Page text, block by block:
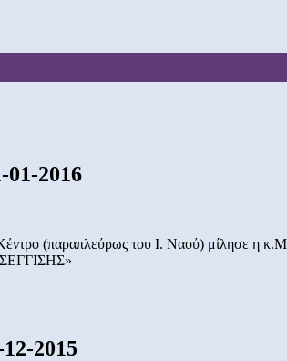
01-2016
(παραπλεύρως του Ι. Ναού) μίλησε η
2015